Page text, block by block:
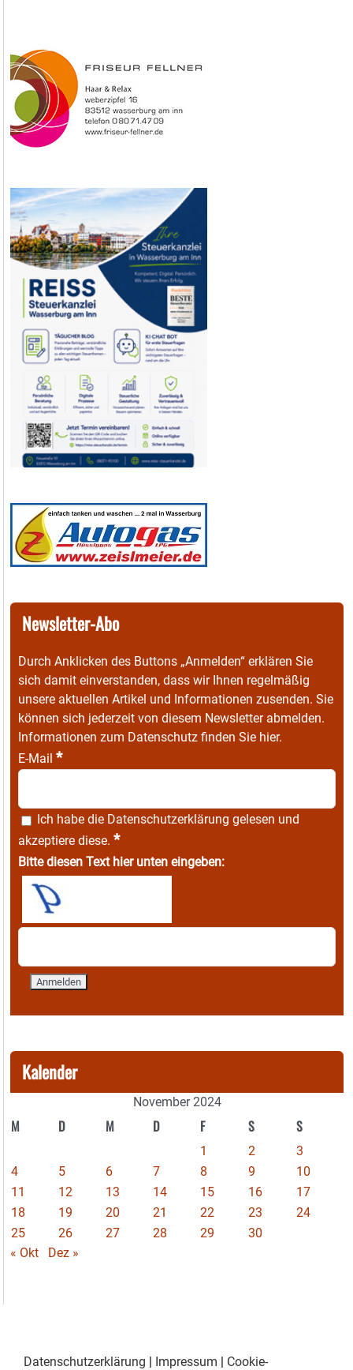
Newsletter-Abo
Durch Anklicken des Buttons „Anmelden“ erklären Sie
sich damit einverstanden, dass wir Ihnen regelmäßig
unsere aktuellen Artikel und Informationen zusenden. Sie
können sich jederzeit von diesem Newsletter abmelden.
Informationen zum Datenschutz finden Sie hier.
E-Mail *
Ich habe die Datenschutzerklärung gelesen und
akzeptiere diese. *
Bitte diesen Text hier unten eingeben:
Kalender
November 2024
M D M D F S S
1 2
3
4
5 6 7 8 9
10
11
12 13 14 15 16
17
18
19 20 21 22 23
24
25
26 27 28 29
30
« Okt
Dez »
Datenschutzerklärung Impressum Cookie-